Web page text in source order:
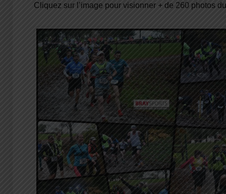
Cliquez sur l’image pour visionner + de 260 photos